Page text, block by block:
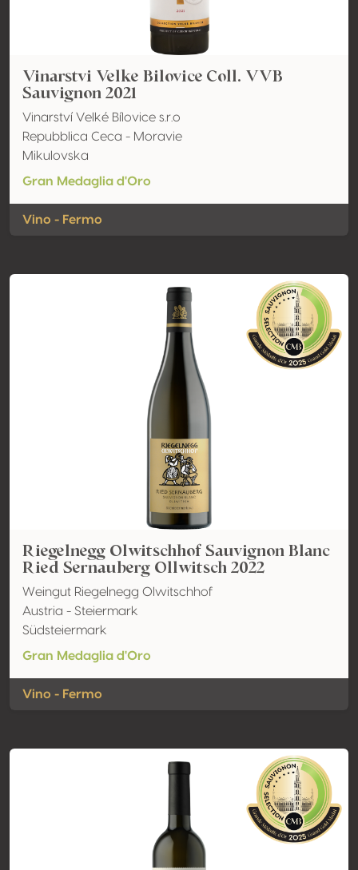
Vinarstvi Velke Bilovice Coll. VVB
Sauvignon 2021
Vinarství Velké Bílovice s.r.o
Repubblica Ceca - Moravie
Mikulovska
Gran Medaglia d'Oro
Vino - Fermo
Riegelnegg Olwitschhof Sauvignon Blanc
Ried Sernauberg Ollwitsch 2022
Weingut Riegelnegg Olwitschhof
Austria - Steiermark
Südsteiermark
Gran Medaglia d'Oro
Vino - Fermo